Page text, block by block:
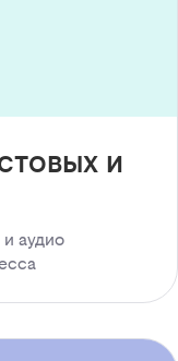
и
аудио